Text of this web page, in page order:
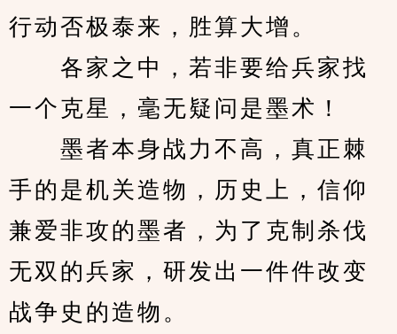
行动否极泰来，胜算大增。
各家之中，若非要给兵家找
一个克星，毫无疑问是墨术！
墨者本身战力不高，真正棘
手的是机关造物，历史上，信仰
兼爱非攻的墨者，为了克制杀伐
无双的兵家，研发出一件件改变
战争史的造物。